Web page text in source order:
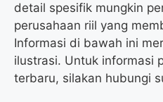
detail spesifik mungkin
perusahaan riil yang
Informasi di bawah ini
ilustrasi. Untuk informasi
terbaru, silakan hubungi